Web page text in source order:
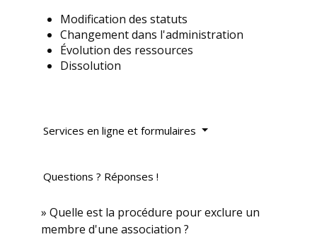
Modification des statuts
Changement dans l'administration
Évolution des ressources
Dissolution
Services en ligne et formulaires
Questions ? Réponses !
Quelle est la procédure pour exclure un
membre d'une association ?